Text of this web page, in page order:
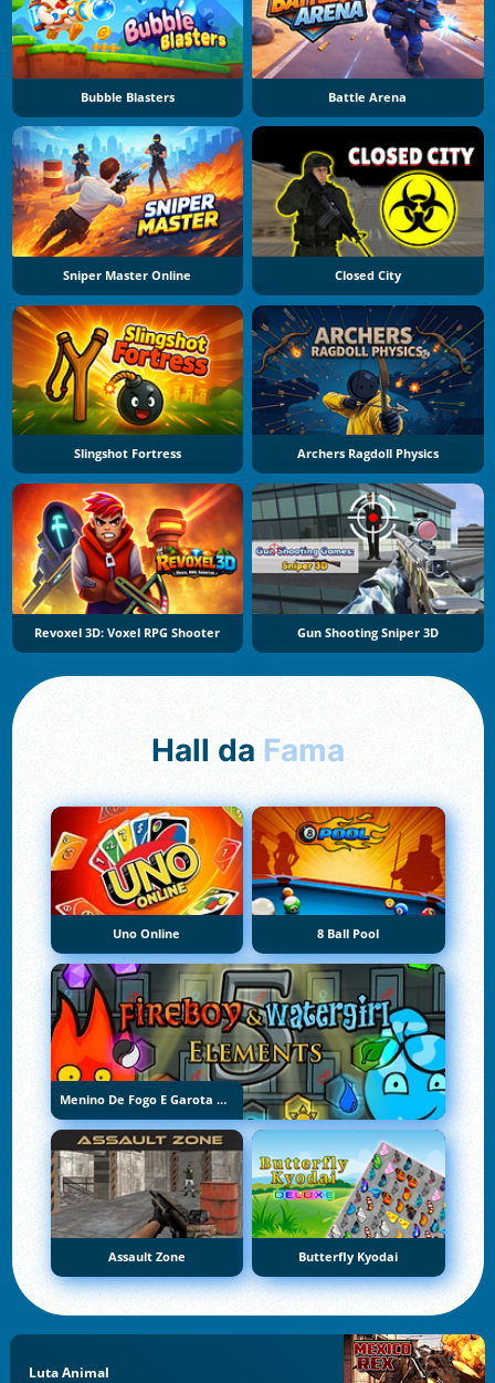
Bubble Blasters Battle Arena
Sniper Master Online Closed City
Slingshot Fortress Archers Ragdoll Physics
Revoxel 3D: Voxel RPG Shooter Gun Shooting Sniper 3D
Hall da Fama
Uno Online 8 Ball Pool
Menino De Fogo E Garota De Água 5: Elementos
Assault Zone Butterfly Kyodai
Luta Animal